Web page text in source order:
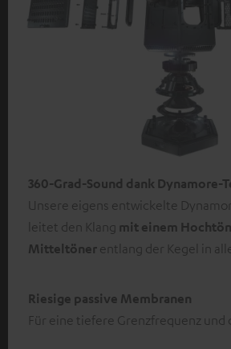
360-Grad-Sound dank Dynamore-
Unsere eigens entwickelte
leitet den Klang mit einem
Mitteltöner entlang der Kegel in
Riesige passive Membranen
Für eine tiefere Grenzfrequenz und